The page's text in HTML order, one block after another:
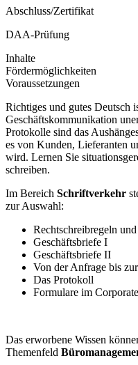
Abschluss/Zertifikat
DAA-Prüfung
Inhalte
Fördermöglichkeiten
Voraussetzungen
Richtiges und gutes Deutsch
Geschäftskommunikation
Protokolle sind das
es von Kunden, Lieferanten
wird. Lernen Sie
schreiben.
Im Bereich Schriftverkehr
zur Auswahl:
Rechtschreibregeln
Geschäftsbriefe I
Geschäftsbriefe II
Von der Anfrage bis
Das Protokoll
Formulare im
Das erworbene Wissen
Themenfeld